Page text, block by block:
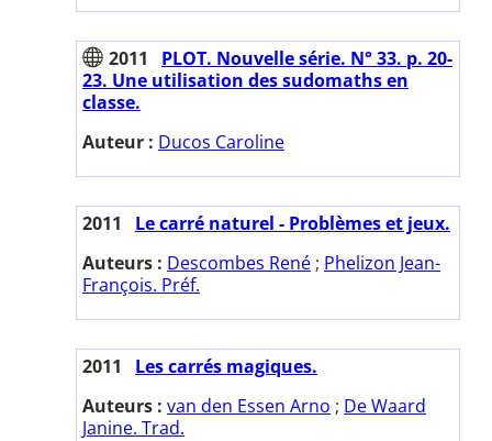
2011
PLOT. Nouvelle série. N° 33. p. 20-
23. Une utilisation des sudomaths en
classe.
Auteur : Ducos Caroline
2011
Le carré naturel - Problèmes et jeux.
Auteurs : Descombes René ; Phelizon Jean-
François. Préf.
2011
Les carrés magiques.
Auteurs : van den Essen Arno ; De Waard
Janine. Trad.